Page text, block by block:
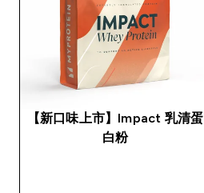
【新口味上市】Impact 乳清蛋
白粉